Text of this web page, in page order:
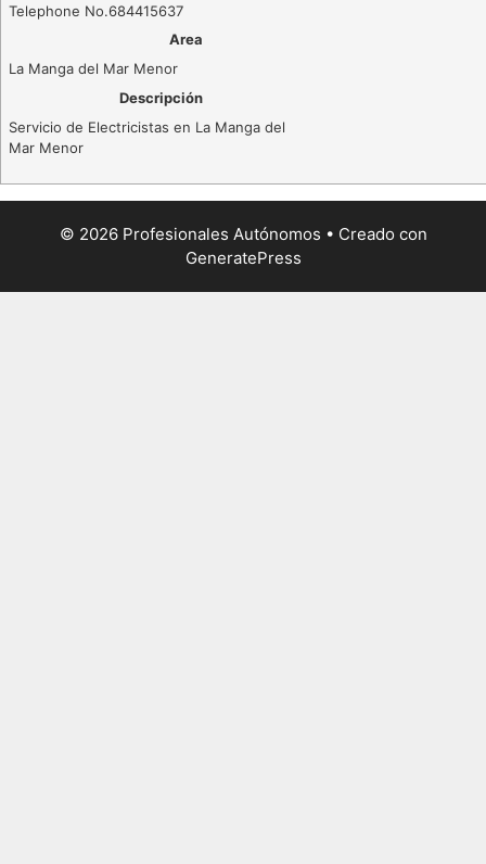
Telephone No.684415637
Area
La Manga del Mar Menor
Descripción
Servicio de Electricistas en La Manga del
Mar Menor
© 2026 Profesionales Autónomos • Creado con
GeneratePress